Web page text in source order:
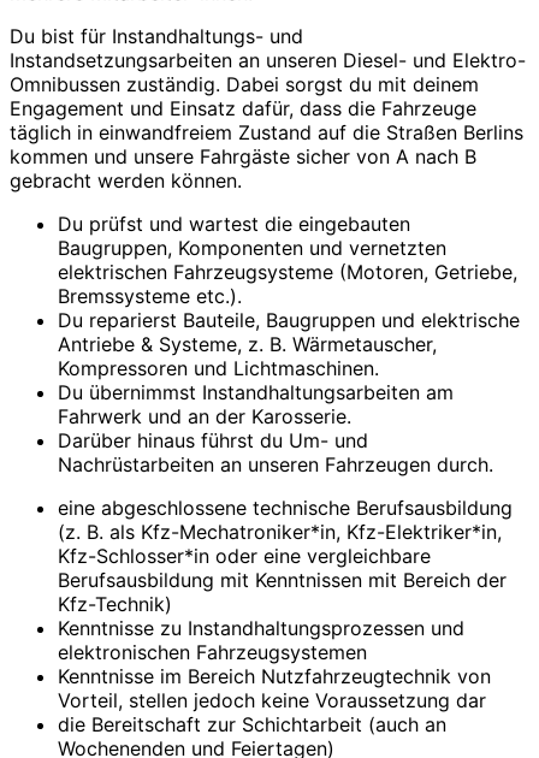
Du bist für Instandhaltungs- und
Instandsetzungsarbeiten an unseren Diesel- und Elektro-
Omnibussen zuständig. Dabei sorgst du mit deinem
Engagement und Einsatz dafür, dass die Fahrzeuge
täglich in einwandfreiem Zustand auf die Straßen Berlins
kommen und unsere Fahrgäste sicher von A nach B
gebracht werden können.
Du prüfst und wartest die eingebauten
Baugruppen, Komponenten und vernetzten
elektrischen Fahrzeugsysteme (Motoren, Getriebe,
Bremssysteme etc.).
Du reparierst Bauteile, Baugruppen und elektrische
Antriebe & Systeme, z. B. Wärmetauscher,
Kompressoren und Lichtmaschinen.
Du übernimmst Instandhaltungsarbeiten am
Fahrwerk und an der Karosserie.
Darüber hinaus führst du Um- und
Nachrüstarbeiten an unseren Fahrzeugen durch.
eine abgeschlossene technische Berufsausbildung
(z. B. als Kfz-Mechatroniker*in, Kfz-Elektriker*in,
Kfz-Schlosser*in oder eine vergleichbare
Berufsausbildung mit Kenntnissen mit Bereich der
Kfz-Technik)
Kenntnisse zu Instandhaltungsprozessen und
elektronischen Fahrzeugsystemen
Kenntnisse im Bereich Nutzfahrzeugtechnik von
Vorteil, stellen jedoch keine Voraussetzung dar
die Bereitschaft zur Schichtarbeit (auch an
Wochenenden und Feiertagen)